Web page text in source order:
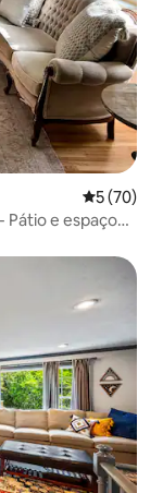
5 de uma
5 (70)
Pátio e espaço